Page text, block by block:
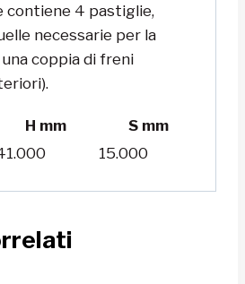
contiene 4 pastiglie,
necessarie per la
coppia di freni
H mm
S mm
15.000